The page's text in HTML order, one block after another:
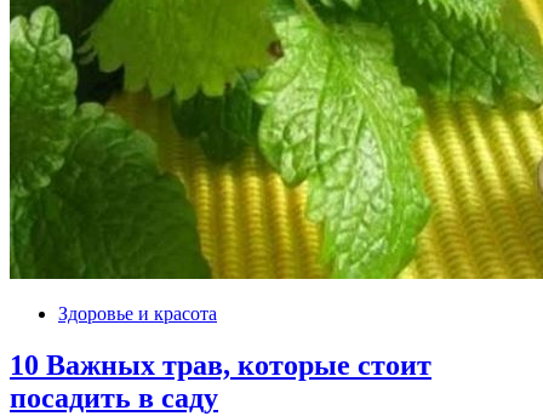
Здоровье и красота
10 Важных трав, которые стоит
посадить в саду